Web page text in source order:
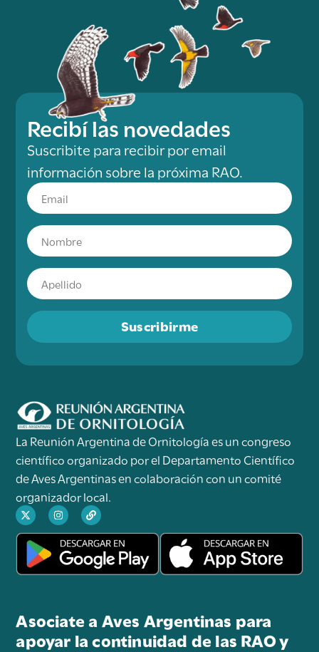
Recibí las novedades
Suscribite para recibir por email
información sobre la próxima RAO.
Suscribirme
La Reunión Argentina de Ornitología es un congreso
científico organizado por el Departamento Científico
de Aves Argentinas en colaboración con un comité
organizador local.
Asociate a Aves Argentinas para
apoyar la continuidad de las RAO y